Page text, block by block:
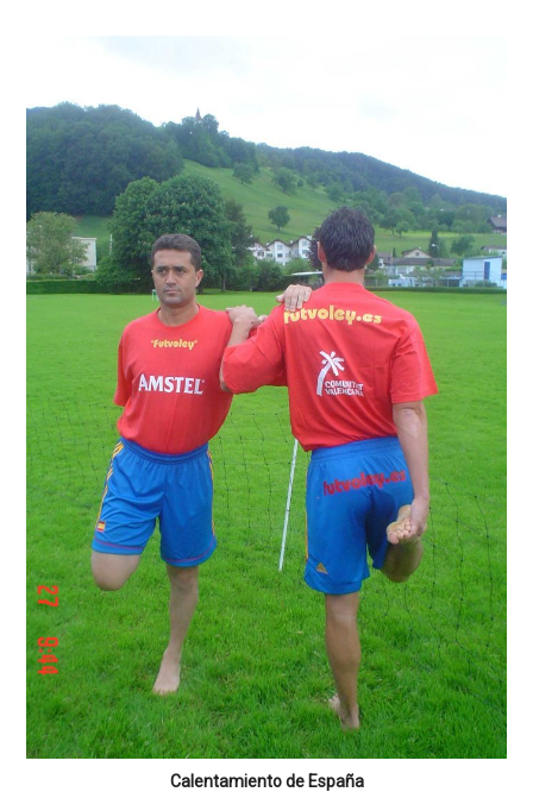
Calentamiento de España